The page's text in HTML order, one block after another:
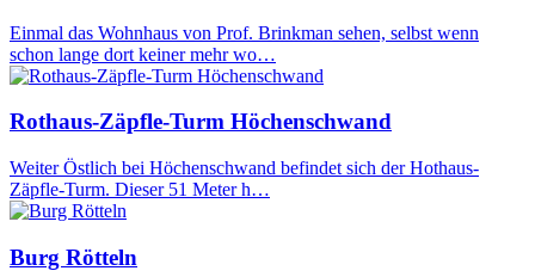
Einmal das Wohnhaus von Prof. Brinkman sehen, selbst wenn
schon lange dort keiner mehr wo…
Rothaus-Zäpfle-Turm Höchenschwand
Weiter Östlich bei Höchenschwand befindet sich der Hothaus-
Zäpfle-Turm. Dieser 51 Meter h…
Burg Rötteln